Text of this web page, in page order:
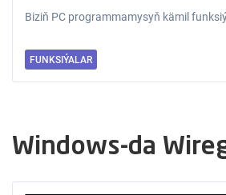
Biziň PC programmamysyň kämil
FUNKSIÝALAR
Windows-da